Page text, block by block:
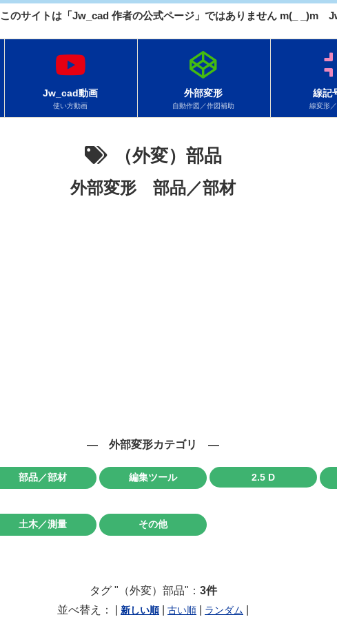
このサイトは「Jw_cad 作者の公式ページ」ではありません m(_ _)m
Jw_cad動画
使い方動画
外部変形
自動作図／作図補助
線記
線変形
（外変）部品
外部変形 部品／部材
― 外部変形カテゴリ ―
部品／部材 編集ツール 2.5 D
土木／測量 その他
タグ "（外変）部品"： 3件
並べ替え： |